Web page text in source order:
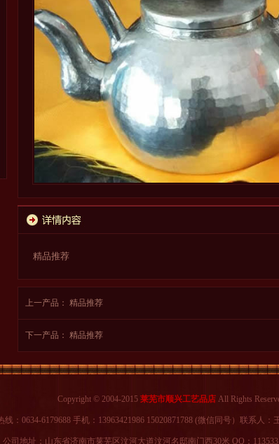
精品推荐
上一产品： 精品推荐
下一产品： 精品推荐
Copyright © 2004-2015 莱芜市顺兴工艺品店 All Rights
线：0634-6179688 手机：13963421986 15020871788 (微信同号）联系人
公司地址：山东省济南市莱芜区汶河大道汶河名邸南门西30米 QQ：